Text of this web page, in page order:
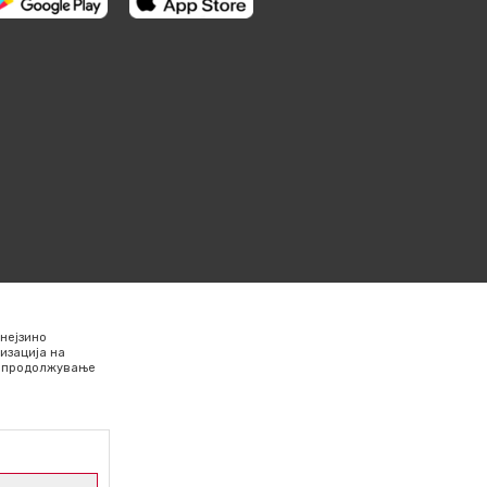
на
продолжување